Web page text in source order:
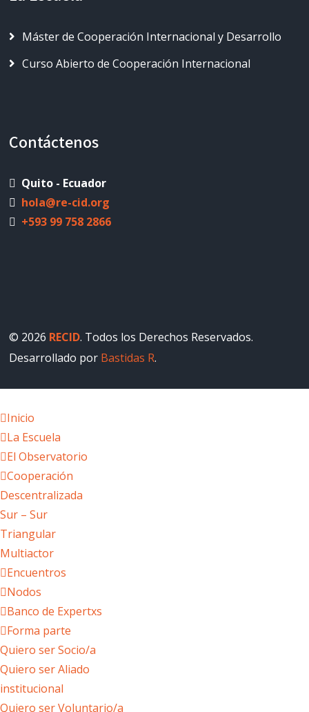
Máster de Cooperación Internacional y Desarrollo
Curso Abierto de Cooperación Internacional
Contáctenos
Quito - Ecuador
hola@re-cid.org
+593 99 758 2866
© 2026 RECID. Todos los Derechos Reservados.
Desarrollado por Bastidas R.
Inicio
La Escuela
El Observatorio
Cooperación
Descentralizada
Sur – Sur
Triangular
Multiactor
Encuentros
Nodos
Banco de Expertxs
Forma parte
Quiero ser Socio/a
Quiero ser Aliado
institucional
Quiero ser Voluntario/a